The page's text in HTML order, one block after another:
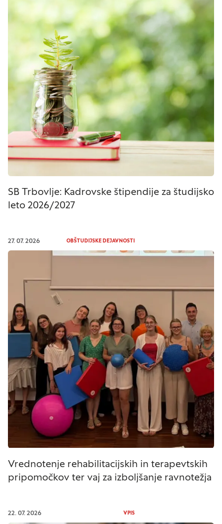
SB Trbovlje: Kadrovske štipendije za študijsko
leto 2026/2027
27. 07. 2026 OBŠTUDIJSKE DEJAVNOSTI
Vrednotenje rehabilitacijskih in terapevtskih
pripomočkov ter vaj za izboljšanje ravnotežja
22. 07. 2026 VPIS